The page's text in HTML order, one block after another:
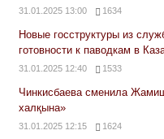
31.01.2025 13:00 1634
Новые госструктуры из
готовности к паводкам в
31.01.2025 12:40 1533
Чинкисбаева сменила
халқына»
31.01.2025 12:15 1624